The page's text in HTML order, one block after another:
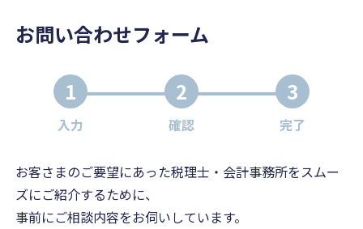
お問い合わせフォーム
1
入力
2
確認
3
完了
お客さまのご要望にあった税理士・会計事務所をスムー
ズにご紹介するために、
事前にご相談内容をお伺いしています。